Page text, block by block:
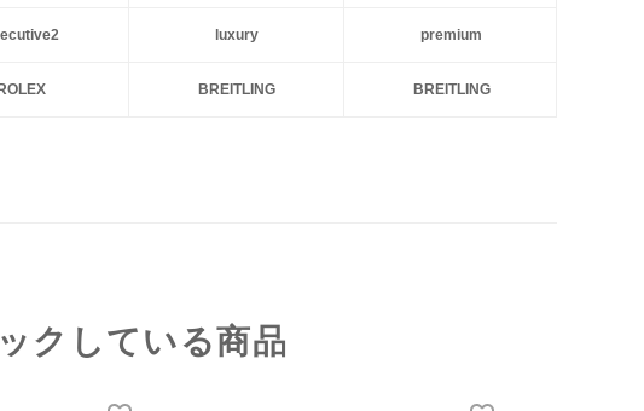
luxury premium
ROLEX BREITLING BREITLING
クしている商品